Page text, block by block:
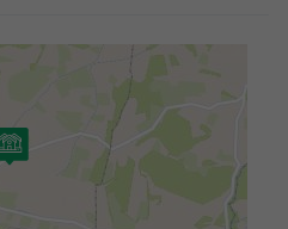
426 €